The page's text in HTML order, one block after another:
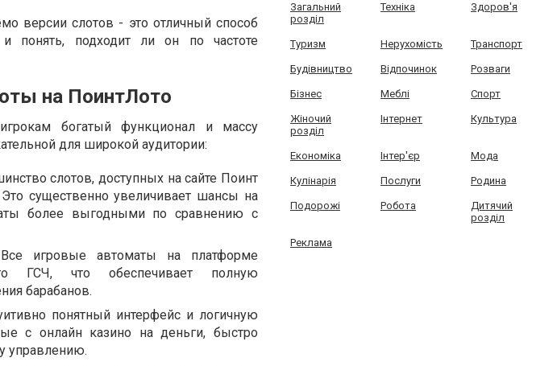
версии слотов - это отличный способ
и понять, подходит ли он по частоте
на ПоинтЛото
богатый функционал и массу
для широкой аудитории:
слотов, доступных на сайте Поинт
существенно увеличивает шансы на
более выгодными по сравнению с
игровые автоматы на платформе
ГСЧ, что обеспечивает полную
барабанов.
понятный интерфейс и логичную
с онлайн казино на деньги, быстро
управлению.
Загальний
розділ
Техніка Здоров'я
Туризм Нерухомість Транспорт
Будівництво Відпочинок Розваги
Бізнес Меблі Спорт
Жіночий
розділ
Інтернет Культура
Економіка Інтер'єр Мода
Кулінарія Послуги Родина
Подорожі Робота
Дитячий
розділ
Реклама